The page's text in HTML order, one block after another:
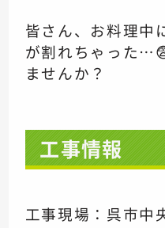
皆さん、お料理中
が割れちゃった
ませんか？
工事情報
工事現場：呉市